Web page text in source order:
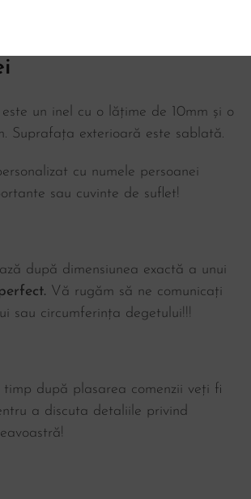
este un inel cu o lățime de 10mm și o
Suprafața exterioară este sablată.
cu numele persoanei
sau cuvinte de suflet!
după dimensiunea exactă a unui
Vă rugăm să ne comunicați
sau circumferința degetului!!!
timp după plasarea comenzii veți fi
a discuta detaliile privind